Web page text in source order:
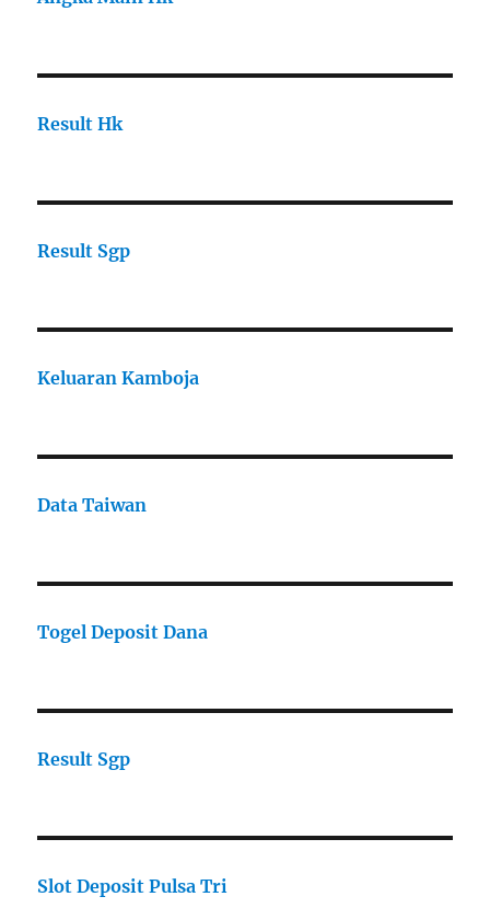
Result Hk
Result Sgp
Keluaran Kamboja
Data Taiwan
Togel Deposit Dana
Result Sgp
Slot Deposit Pulsa Tri